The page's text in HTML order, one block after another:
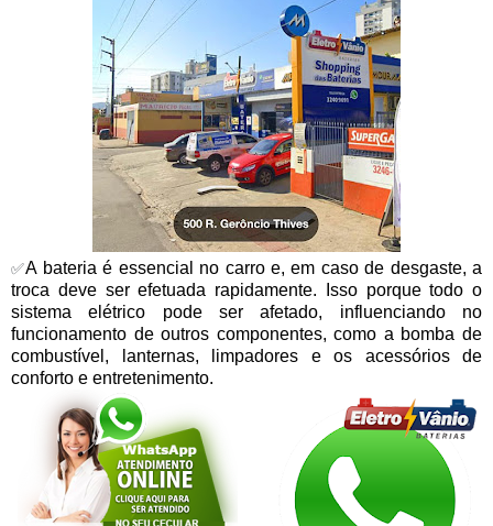
✅A bateria é essencial no carro e, em caso de desgaste, a
troca deve ser efetuada rapidamente. Isso porque todo o
sistema elétrico pode ser afetado, influenciando no
funcionamento de outros componentes, como a bomba de
combustível, lanternas, limpadores e os acessórios de
conforto e entretenimento.